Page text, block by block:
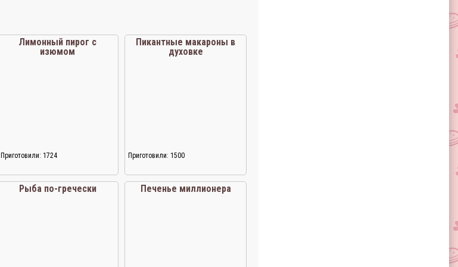
Лимонный пирог с
изюмом
Приготовили: 1724
Пикантные макароны в
духовке
Приготовили: 1500
Рыба по-гречески Печенье миллионера